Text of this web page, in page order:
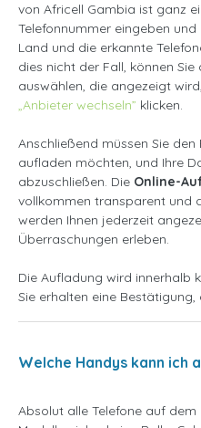
von Africell Gambia ist ganz
Telefonnummer eingeben
Land und die erkannte
dies nicht der Fall, können
auswählen, die angezeigt
„Anbieter wechseln” klicken.
Anschließend müssen Sie
aufladen möchten, und Ihre
abzuschließen. Die Online-
vollkommen transparent und
werden Ihnen jederzeit
Überraschungen erleben.
Die Aufladung wird innerhalb
Sie erhalten eine
Welche Handys kann ich
Absolut alle Telefone auf